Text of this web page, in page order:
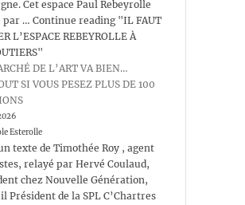
Cet espace Paul Rebeyrolle
par … Continue reading "IL FAUT
L’ESPACE REBEYROLLE À
DE L’ART VA BIEN…
SI VOUS PESEZ PLUS DE 100
Esterolle
texte de Timothée Roy , agent
relayé par Hervé Coulaud,
chez Nouvelle Génération,
Président de la SPL C’Chartres